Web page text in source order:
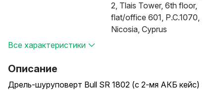
2, Tlais Tower, 6th floor,
flat/office 601, P.C.1070,
Nicosia, Cyprus
Все характеристики
Описание
Дрель-шуруповерт Bull SR 1802 (с 2-мя АКБ кейс)